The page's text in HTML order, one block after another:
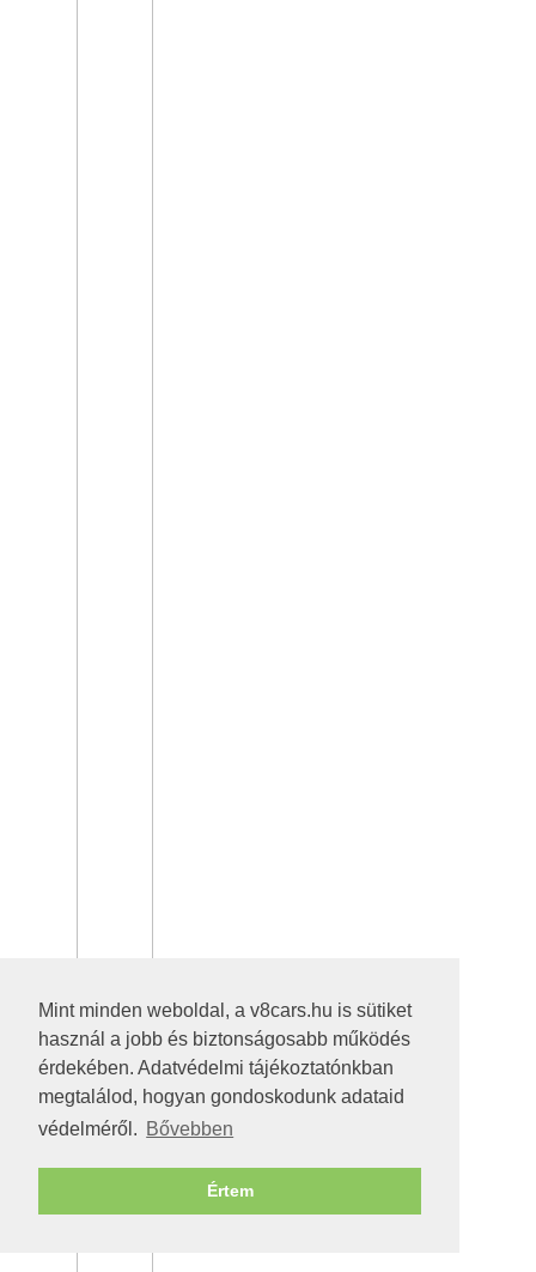
Mint minden weboldal, a v8cars.hu is sütiket
használ a jobb és biztonságosabb működés
érdekében. Adatvédelmi tájékoztatónkban
megtalálod, hogyan gondoskodunk adataid
védelméről. Bővebben
Értem